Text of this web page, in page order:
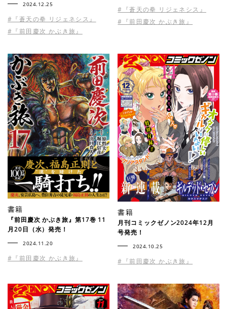
2024.12.25
#『蒼天の拳 リジェネシス』
#『前田慶次 かぶき旅』
#『蒼天の拳 リジェネシス』
#『前田慶次 かぶき旅』
書籍
『前田慶次 かぶき旅』第17巻 11
月20日（水）発売！
2024.11.20
#『前田慶次 かぶき旅』
書籍
月刊コミックゼノン2024年12月
号発売！
2024.10.25
#『前田慶次 かぶき旅』